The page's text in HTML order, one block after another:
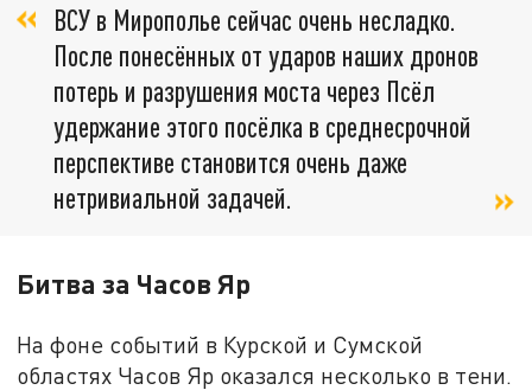
ВСУ в Мирополье сейчас очень несладко.
После понесённых от ударов наших дронов
потерь и разрушения моста через Псёл
удержание этого посёлка в среднесрочной
перспективе становится очень даже
нетривиальной задачей.
Битва за Часов Яр
На фоне событий в Курской и Сумской
областях Часов Яр оказался несколько в тени.